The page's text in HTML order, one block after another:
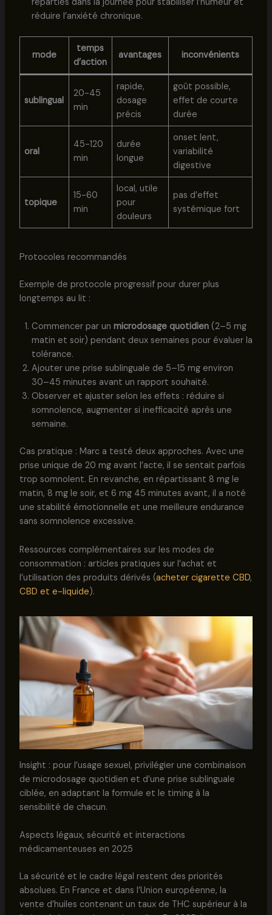
réduire l’anxiété chronique.
mode
temps
d’action
avantages inconvénients
sublingual
20-45
min
rapide,
dosage
précis
goût possible,
effet de courte
durée
oral
45-120
min
durée
longue
onset lent,
variabilité
digestive
topique
15-60
min
local, utile
pour
douleurs
pas d’effet
systémique fort
Protocoles recommandés
Exemple de protocole progressif pour durer plus
longtemps au lit :
Commencer par un microdosage quotidien(2–5 mg
matin et soir) pendant deux semaines pour évaluer la
tolérance.
Ajouter une prise sublinguale de 5–15 mg environ
30–45 minutes avant un rapport souhaité.
Observer et ajuster selon les effets : réduire si
somnolence, augmenter si inefficacité après une
semaine.
Cas pratique : Marc a testé deux approches. Avec une
prise unique de 20 mg avant l’acte, il se sentait parfois
trop somnolent. En revanche, en répartissant 8 mg le
matin, 8 mg le soir, et 6 mg 45 minutes avant, il a noté
une stabilité émotionnelle et une meilleure endurance
sans somnolence excessive.
Ressources complémentaires sur les modes de
consommation : articles pratiques sur l’achat et
l’utilisation des produits dérivés (acheter cigarette CBD,
CBD et e-liquide).
Insight : pour l’usage sexuel, privilégier une combinaison
de microdosage quotidien et d’une prise sublinguale
ciblée, en adaptant la formule et le timing à la
sensibilité de chacun.
Aspects légaux, sécurité et interactions
médicamenteuses en 2025
La sécurité et le cadre légal restent des priorités
absolues. En France et dans l’Union européenne, la
vente d’huiles contenant un taux de THC supérieur à la